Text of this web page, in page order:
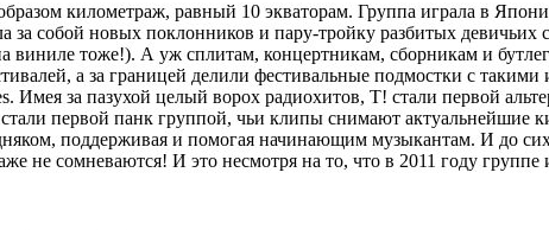
километраж, равный 10 экваторам. Группа играла в
собой новых поклонников и пару-тройку разбитых
виниле тоже!). А уж сплитам, концертникам, сборникам и
а за границей делили фестивальные подмостки с
за пазухой целый ворох радиохитов, Т! стали первой
первой панк группой, чьи клипы снимают актуальнейшие
поддерживая и помогая начинающим музыкантам. И до
не сомневаются! И это несмотря на то, что в 2011 году